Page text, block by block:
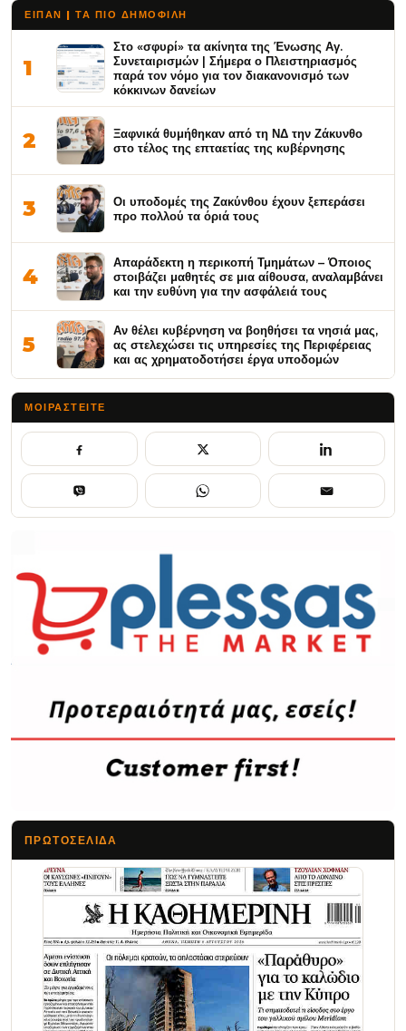
ΕΙΠΑΝ | ΤΑ ΠΙΟ ΔΗΜΟΦΙΛΉ
1
Στο «σφυρί» τα ακίνητα της Ένωσης Αγ.
Συνεταιρισμών | Σήμερα ο Πλειστηριασμός
παρά τον νόμο για τον διακανονισμό των
κόκκινων δανείων
2
Ξαφνικά θυμήθηκαν από τη ΝΔ την Ζάκυνθο
στο τέλος της επταετίας της κυβέρνησης
3
Οι υποδομές της Ζακύνθου έχουν ξεπεράσει
προ πολλού τα όριά τους
4
Απαράδεκτη η περικοπή Τμημάτων – Όποιος
στοιβάζει μαθητές σε μια αίθουσα, αναλαμβάνει
και την ευθύνη για την ασφάλειά τους
5
Αν θέλει κυβέρνηση να βοηθήσει τα νησιά μας,
ας στελεχώσει τις υπηρεσίες της Περιφέρειας
και ας χρηματοδοτήσει έργα υποδομών
ΜΟΙΡΑΣΤΕΊΤΕ
ΠΡΩΤΟΣΈΛΙΔΑ